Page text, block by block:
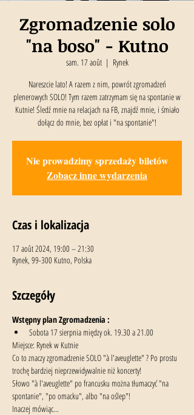
Zgromadzenie solo
"na boso" - Kutno
sam. 17 août
  |
Rynek
Nareszcie lato! A razem z nim, powrót zgromadzeń
plenerowych SOLO! Tym razem zatrzymam się na spontanie w
Kutnie! Śledź mnie na relacjach na FB, znajdź mnie, i śmiało
dołącz do mnie, bez opłat i "na spontanie"!
Nie prowadzimy sprzedaży biletów
Zobacz inne wydarzenia
Czas i lokalizacja
17 août 2024, 19:00 – 21:30
Rynek, 99-300 Kutno, Polska
Szczegóły
Wstępny plan Zgromadzenia :
Sobota 17 sierpnia między ok. 19.30 a 21.00
Miejsce: Rynek w Kutnie
Co to znaczy zgromadzenie SOLO "à l'aveuglette" ? Po prostu
trochę bardziej nieprzewidywalnie niż koncerty!
Słowo "à l'aveuglette" po francusku można tłumaczyć "na
spontanie", "po omacku", albo "na oślep"!
Inaczej mówiąc...